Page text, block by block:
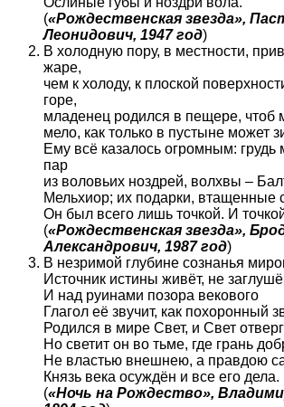
(«Рождественская звезда»,
Леонидович, 1947 год)
В холодную пору, в местности,
жаре,
чем к холоду, к плоской
горе,
младенец родился в пещере, чтоб
мело, как только в пустыне может
Ему всё казалось огромным: грудь
пар
из воловьих ноздрей, волхвы –
Мельхиор; их подарки, втащенные
Он был всего лишь точкой. И
(«Рождественская звезда»,
Александрович, 1987 год)
В незримой глубине сознанья
Источник истины живёт, не
И над руинами позора векового
Глагол её звучит, как похоронный
Родился в мире Свет, и Свет
Но светит он во тьме, где грань
Не властью внешнею, а правдою
Князь века осуждён и все его дела.
(«Ночь на Рождество»,